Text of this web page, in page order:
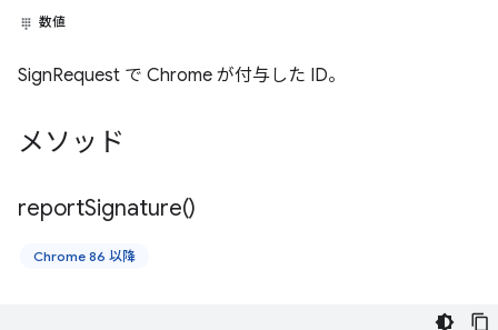
数値
SignRequest で Chrome が付与した ID。
メソッド
reportSignature()
Chrome 86 以降